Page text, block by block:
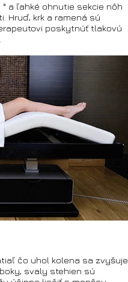
a ľahké ohnutie sekcie nôh
Hruď, krk a ramená sú
poskytnúť tlakovú
čo uhol kolena sa zvyšuje.
svaly stehien sú